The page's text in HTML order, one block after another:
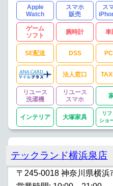
Apple
Watch
スマホ
販売
ス
ゲーム
ソフト
腕時計 車
SE配送 DSS
法人窓口
リユース
洗濯機
リユース
スマホ
インテリア 大塚家具
リ
ショ
テックランド横浜泉店
〒245-0018 神奈川県横